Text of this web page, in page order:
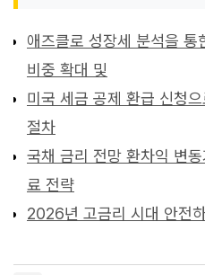
애즈클로 성장세 분석을
비중 확대 및
미국 세금 공제 환급 신청
절차
국채 금리 전망 환차익 변
료 전략
2026년 고금리 시대 안전